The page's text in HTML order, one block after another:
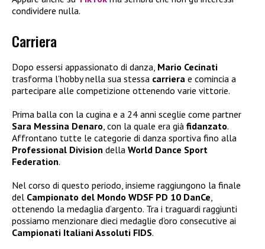
condividere nulla.
Carriera
Dopo essersi appassionato di danza, Mario Cecinati
trasforma l’hobby nella sua stessa carriera e comincia a
partecipare alle competizione ottenendo varie vittorie.
Prima balla con la cugina e a 24 anni sceglie come partner
Sara Messina Denaro , con la quale era già fidanzato.
Affrontano tutte le categorie di danza sportiva fino alla
Professional Division della World Dance Sport
Federation.
Nel corso di questo periodo, insieme raggiungono la finale
del Campionato del Mondo WDSF PD 10 DanCe
ottenendo la medaglia d’argento. Tra i traguardi raggiunti
possiamo menzionare dieci medaglie d’oro consecutive ai
Campionati Italiani Assoluti FIDS.